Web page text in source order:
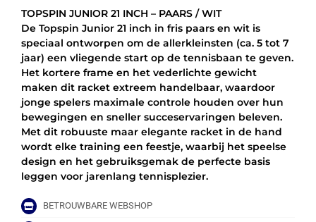
INCH
PAARS
WIT
aantal
TOPSPIN JUNIOR 21 INCH – PAARS / WIT
De Topspin Junior 21 inch in fris paars en wit is
speciaal ontworpen om de allerkleinsten (ca. 5 tot 7
jaar) een vliegende start op de tennisbaan te geven.
Het kortere frame en het vederlichte gewicht
maken dit racket extreem handelbaar, waardoor
jonge spelers maximale controle houden over hun
bewegingen en sneller succeservaringen beleven.
Met dit robuuste maar elegante racket in de hand
wordt elke training een feestje, waarbij het speelse
design en het gebruiksgemak de perfecte basis
leggen voor jarenlang tennisplezier.
BETROUWBARE WEBSHOP